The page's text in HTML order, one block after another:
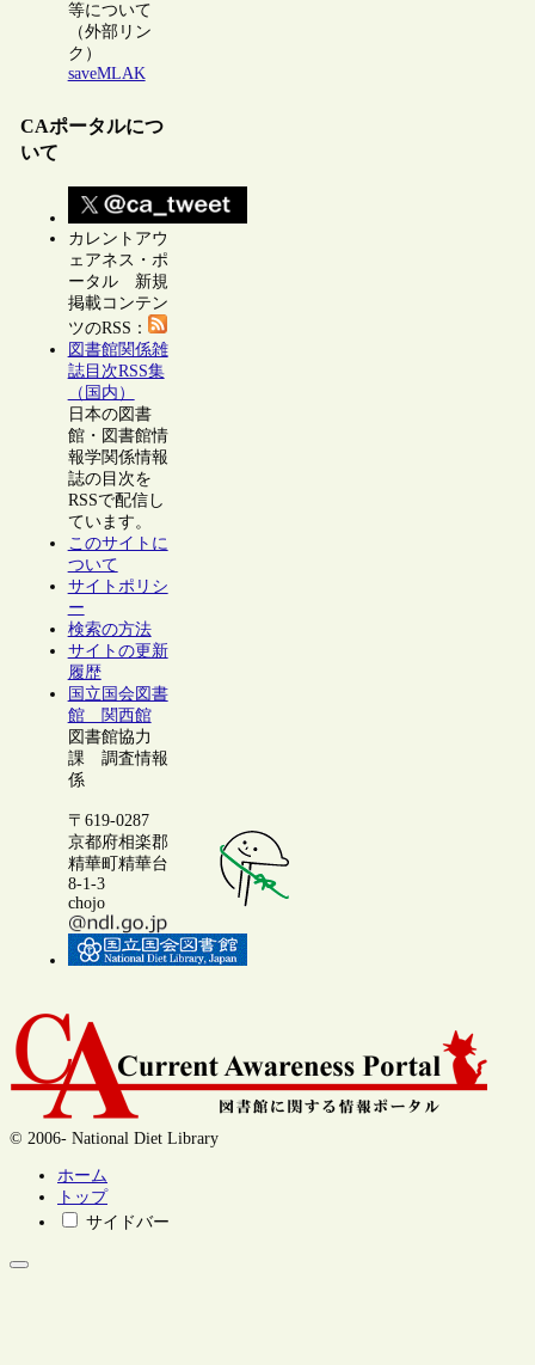
等について
（外部リン
ク）
saveMLAK
CAポータルにつ
いて
カレントアウ
ェアネス・ポ
ータル 新規
掲載コンテン
ツのRSS：
図書館関係雑
誌目次RSS集
（国内）
日本の図書
館・図書館情
報学関係情報
誌の目次を
RSSで配信し
ています。
このサイトに
ついて
サイトポリシ
ー
検索の方法
サイトの更新
履歴
国立国会図書
館 関西館
図書館協力
課 調査情報
係
〒619-0287
京都府相楽郡
精華町精華台
8-1-3
chojo
© 2006- National Diet Library
ホーム
トップ
サイドバー